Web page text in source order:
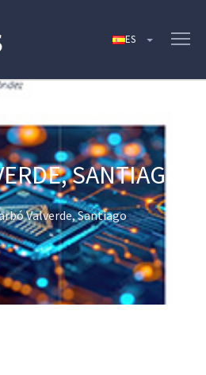
SANTIAGO
Valverde, Santiago